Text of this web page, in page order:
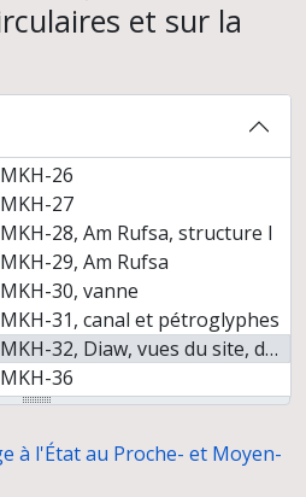
et sur la
MKH-19, S. Mandah, vanne de tête d'irrigation
MKH-23, Bargha, vues générales et structures A, C et D
MKH-24, Wadi Khamuna, cairn
MKH-26
MKH-27
MKH-28, Am Rufsa, structure I
MKH-29, Am Rufsa
MKH-30, vanne
MKH-31, canal et pétroglyphes
MKH-32, Diaw, vues du site, des constructions circulaires et sur la colline
MKH-36
MKH-37, Madrakah
MKH-41
MKH-42
à l'État au Proche- et Moyen-